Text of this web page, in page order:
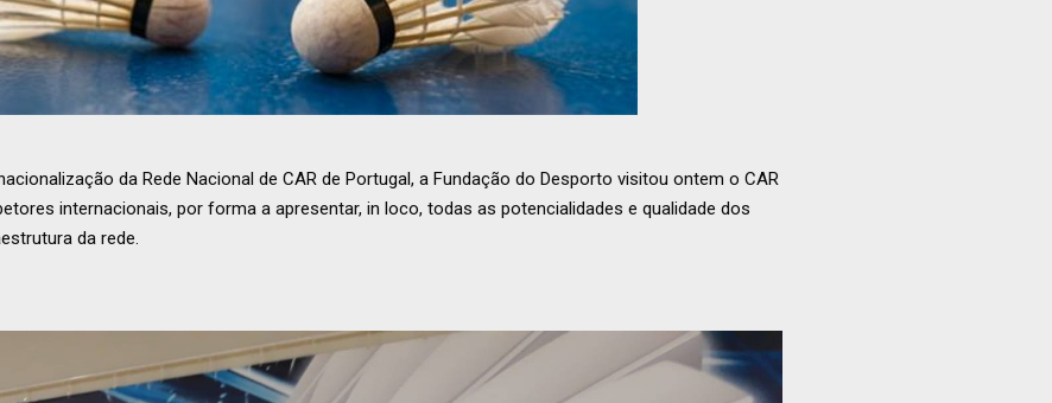
da Rede Nacional de CAR de Portugal, a Fundação do Desporto visitou ontem o CAR
internacionais, por forma a apresentar, in loco, todas as potencialidades e qualidade dos
da rede.